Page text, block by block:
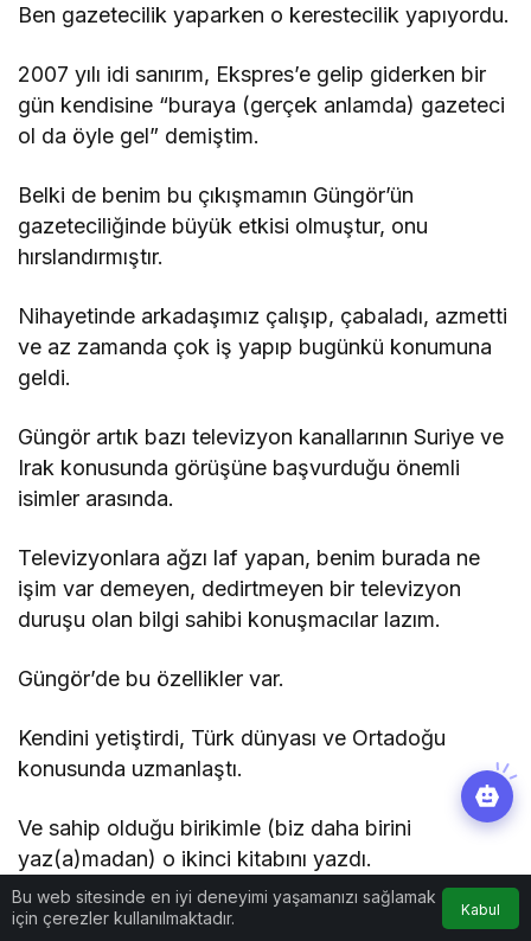
Ben gazetecilik yaparken o kerestecilik yapıyordu.
2007 yılı idi sanırım, Ekspres’e gelip giderken bir
gün kendisine “buraya (gerçek anlamda) gazeteci
ol da öyle gel” demiştim.
Belki de benim bu çıkışmamın Güngör’ün
gazeteciliğinde büyük etkisi olmuştur, onu
hırslandırmıştır.
Nihayetinde arkadaşımız çalışıp, çabaladı, azmetti
ve az zamanda çok iş yapıp bugünkü konumuna
geldi.
Güngör artık bazı televizyon kanallarının Suriye ve
Irak konusunda görüşüne başvurduğu önemli
isimler arasında.
Televizyonlara ağzı laf yapan, benim burada ne
işim var demeyen, dedirtmeyen bir televizyon
duruşu olan bilgi sahibi konuşmacılar lazım.
Güngör’de bu özellikler var.
Kendini yetiştirdi, Türk dünyası ve Ortadoğu
konusunda uzmanlaştı.
Ve sahip olduğu birikimle (biz daha birini
yaz(a)madan) o ikinci kitabını yazdı.
Bir adım ötesi Suriye isimli kitabı ile kitap fuarında
Bu web sitesinde en iyi deneyimi yaşamanızı sağlamak
için çerezler kullanılmaktadır.
Kabul